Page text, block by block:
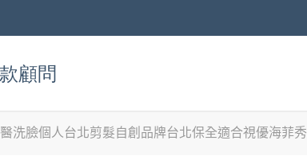
醫洗臉個人台北剪髮自創品牌台北保全適合視優海菲秀